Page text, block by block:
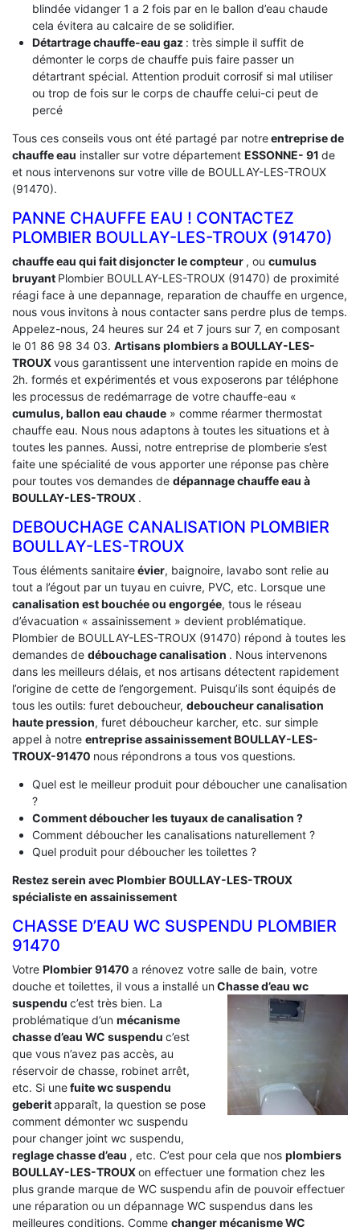
blindée vidanger 1 a 2 fois par en le ballon d’eau chaude
cela évitera au calcaire de se solidifier.
Détartrage chauffe-eau gaz : très simple il suffit de
démonter le corps de chauffe puis faire passer un
détartrant spécial. Attention produit corrosif si mal utiliser
ou trop de fois sur le corps de chauffe celui-ci peut de
percé
Tous ces conseils vous ont été partagé par notreentreprise de
chauffe eau installer sur votre département ESSONNE- 91 de
et nous intervenons sur votre ville de BOULLAY-LES-TROUX
(91470).
PANNE CHAUFFE EAU ! CONTACTEZ
PLOMBIER BOULLAY-LES-TROUX (91470)
chauffe eau qui fait disjoncter le compteur , ou cumulus
bruyant Plombier BOULLAY-LES-TROUX (91470) de proximité
réagi face à une depannage, reparation de chauffe en urgence,
nous vous invitons à nous contacter sans perdre plus de temps.
Appelez-nous, 24 heures sur 24 et 7 jours sur 7, en composant
le 01 86 98 34 03. Artisans plombiers a BOULLAY-LES-
TROUXvous garantissent une intervention rapide en moins de
2h. formés et expérimentés et vous exposerons par téléphone
les processus de redémarrage de votre chauffe-eau «
cumulus, ballon eau chaude » comme réarmer thermostat
chauffe eau. Nous nous adaptons à toutes les situations et à
toutes les pannes. Aussi, notre entreprise de plomberie s’est
faite une spécialité de vous apporter une réponse pas chère
pour toutes vos demandes de dépannage chauffe eau à
BOULLAY-LES-TROUX .
DEBOUCHAGE CANALISATION PLOMBIER
BOULLAY-LES-TROUX
Tous éléments sanitaireévier, baignoire, lavabo sont relie au
tout a l’égout par un tuyau en cuivre, PVC, etc. Lorsque une
canalisation est bouchée ou engorgée, tous le réseau
d’évacuation « assainissement » devient problématique.
Plombier de BOULLAY-LES-TROUX (91470) répond à toutes les
demandes de débouchage canalisation . Nous intervenons
dans les meilleurs délais, et nos artisans détectent rapidement
l’origine de cette de l’engorgement. Puisqu’ils sont équipés de
tous les outils: furet deboucheur, deboucheur canalisation
haute pression, furet déboucheur karcher, etc. sur simple
appel à notre entreprise assainissement BOULLAY-LES-
TROUX-91470 nous répondrons a tous vos questions.
Quel est le meilleur produit pour déboucher une canalisation
?
Comment déboucher les tuyaux de canalisation ?
Comment déboucher les canalisations naturellement ?
Quel produit pour déboucher les toilettes ?
Restez serein avec Plombier BOULLAY-LES-TROUX
spécialiste en assainissement
CHASSE D’EAU WC SUSPENDU PLOMBIER
91470
Votre Plombier 91470 a rénovez votre salle de bain, votre
douche et toilettes, il vous a installé unChasse d’eau wc
suspendu c’est très bien. La
problématique d’un mécanisme
chasse d’eau WC suspendu c’est
que vous n’avez pas accès, au
réservoir de chasse, robinet arrêt,
etc. Si unefuite wc suspendu
geberitapparaît, la question se pose
comment démonter wc suspendu
pour changer joint wc suspendu,
reglage chasse d’eau , etc. C’est pour cela que nos plombiers
BOULLAY-LES-TROUXon effectuer une formation chez les
plus grande marque de WC suspendu afin de pouvoir effectuer
une réparation ou un dépannage WC suspendus dans les
meilleures conditions. Comme changer mécanisme WC